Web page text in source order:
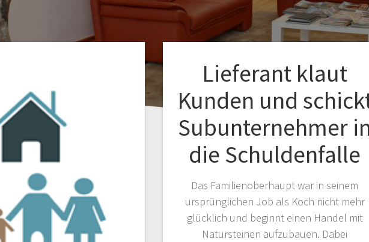
Lieferant klaut
Kunden und
Subunternehmer
die Schuldenfalle
Das Familienoberhaupt war in seinem
ursprünglichen Job als Koch nicht mehr
glücklich und beginnt einen Handel mit
Natursteinen aufzubauen. Dabei